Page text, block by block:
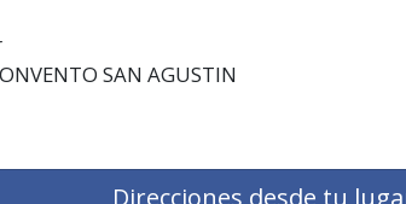
SAN AGUSTIN